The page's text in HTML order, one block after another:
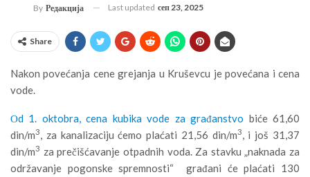
By Редакција Last updated сеп 23, 2025
Share
Nakon povećanja cene grejanja u Kruševcu je povećana i cena
vode.
Оd 1. oktobra, cena kubika vode za građanstvo biće 61,60
din/m3, za kanalizaciju ćemo plaćati 21,56 din/m3, i još 31,37
din/m3 za prečišćavanje otpadnih voda. Za stavku „naknada za
održavanje pogonske spremnosti“ građani će plaćati 130